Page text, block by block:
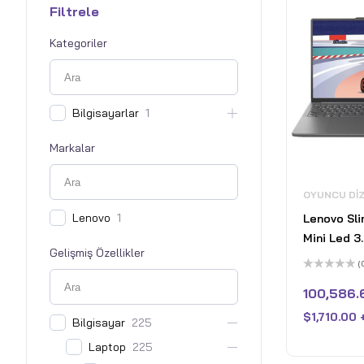
Filtrele
Kategoriler
Bilgisayarlar 1
Markalar
Lenovo 1
Gelişmiş Özellikler
Bilgisayar 225
Laptop 225
OYUNCU
Lenovo
Mini Led
Nvidia
32GB
üzerinden
0
aldı
$1,710.00